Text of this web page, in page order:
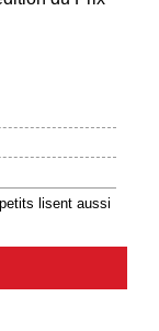
lisent aussi